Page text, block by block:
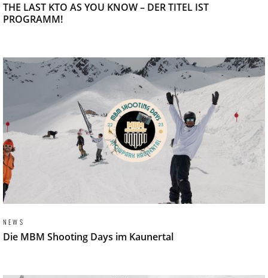
THE LAST KTO AS YOU KNOW – DER TITEL IST
PROGRAMM!
NEWS
Die MBM Shooting Days im Kaunertal